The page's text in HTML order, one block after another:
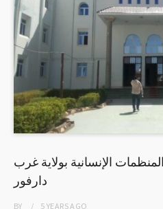
الإنسانية بولاية غرب
دارفور
BY 5 YEARSAGO